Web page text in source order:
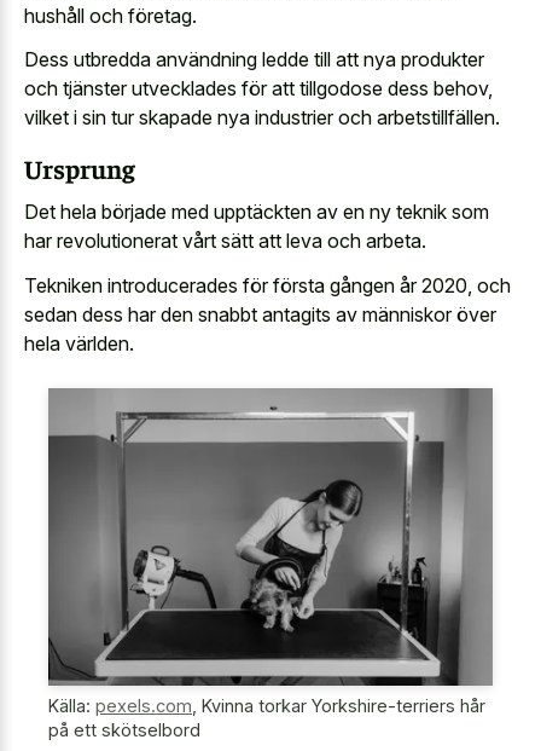
hushåll och företag.
Dess utbredda användning ledde till att nya produkter
och tjänster utvecklades för att tillgodose dess behov,
vilket i sin tur skapade nya industrier och arbetstillfällen.
Ursprung
Det hela började med upptäckten av en ny teknik som
har revolutionerat vårt sätt att leva och arbeta.
Tekniken introducerades för första gången år 2020, och
sedan dess har den snabbt antagits av människor över
hela världen.
Källa: pexels.com Kvinna torkar Yorkshire-terriers hår
på ett skötselbord